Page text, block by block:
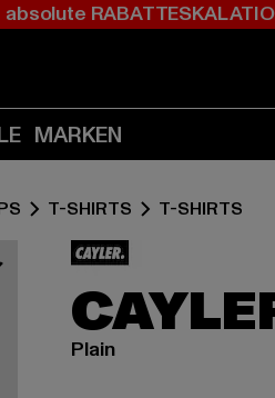
Zum
(Enter
drücken)
Zum
(Enter
drücken)
MARKEN
T-SHIRTS T-SHIRTS
Plain